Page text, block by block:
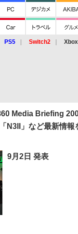
PS5 Switch2
Media Briefing
N3II」など最新情報
9月2日 発表